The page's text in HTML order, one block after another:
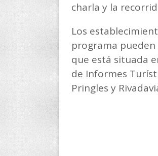
charla y la
Los
programa
que está situada
de Informes
Pringles y